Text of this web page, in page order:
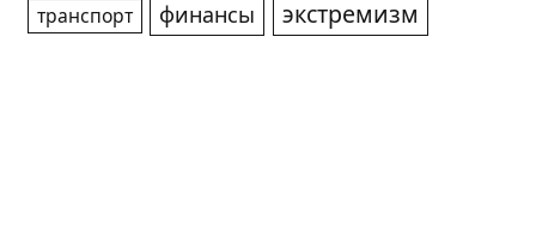
транспорт финансы экстремизм